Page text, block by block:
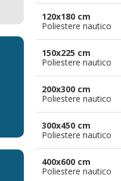
120x180 cm
Poliestere nautico
150x225 cm
Poliestere nautico
200x300 cm
Poliestere nautico
300x450 cm
Poliestere nautico
400x600 cm
Poliestere nautico